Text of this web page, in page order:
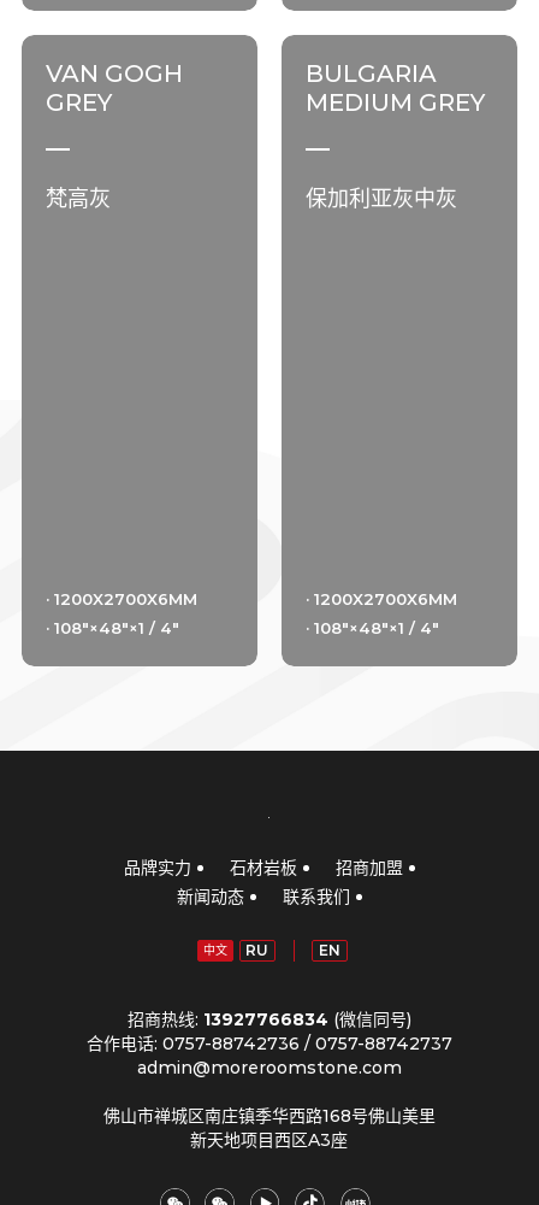
VAN GOGH
GREY
梵高灰
· 1200X2700X6MM
· 108"×48"×1 / 4"
BULGARIA
MEDIUM GREY
保加利亚灰中灰
· 1200X2700X6MM
· 108"×48"×1 / 4"
品牌实力 石材岩板
招商加盟
新闻动态
联系我们
中文 RU EN
招商热线: 13927766834 (微信同号)
合作电话: 0757-88742736 / 0757-88742737
admin@moreroomstone.com
佛山市禅城区南庄镇季华西路168号佛山美里
新天地项目西区A3座